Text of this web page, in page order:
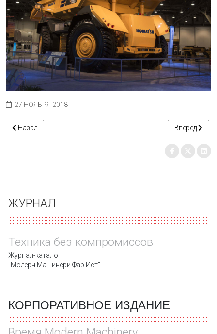
27 НОЯБРЯ 2018
Предыдущий: Новые погрузчики
Назад Следующий:
Вперед
ЖУРНАЛ
Техника без компромиссов
Журнал-каталог
"Модерн Машинери Фар Ист"
КОРПОРАТИВНОЕ ИЗДАНИЕ